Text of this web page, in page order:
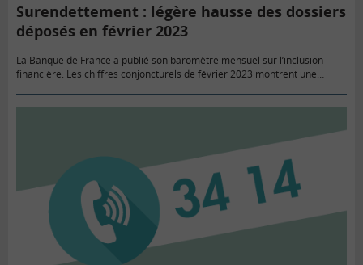
Surendettement : légère hausse des dossiers
déposés en février 2023
La Banque de France a publié son baromètre mensuel sur l’inclusion
financière. Les chiffres conjoncturels de février 2023 montrent une